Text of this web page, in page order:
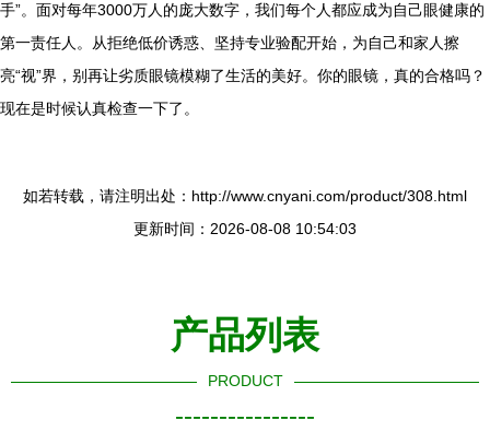
手”。面对每年3000万人的庞大数字，我们每个人都应成为自己眼健康的
第一责任人。从拒绝低价诱惑、坚持专业验配开始，为自己和家人擦
亮“视”界，别再让劣质眼镜模糊了生活的美好。你的眼镜，真的合格吗？
现在是时候认真检查一下了。
如若转载，请注明出处：http://www.cnyani.com/product/308.html
更新时间：2026-08-08 10:54:03
产品列表
PRODUCT
----------------